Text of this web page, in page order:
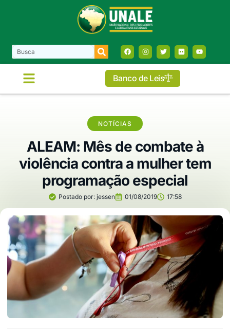
Banco de Leis
NOTÍCIAS
ALEAM: Mês de combate à
violência contra a mulher tem
programação especial
Postado por:jessen 01/08/2019 17:58